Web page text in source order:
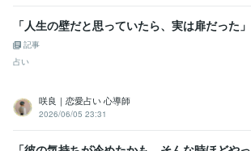
「人生の壁だと思っていたら、実は扉だった」
記事
占い
咲良｜恋愛占い 心導師
2026/06/05 23:31